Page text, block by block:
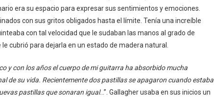
era su espacio para expresar sus sentimientos y emociones.
con sus gritos obligados hasta el límite. Tenía una increíble
con tal velocidad que le sudaban las manos al grado de
cubrió para dejarla en un estado de madera natural.
y con los años el cuerpo de mi guitarra ha absorbido mucha
de su vida. Recientemente dos pastillas se apagaron cuando estaba
pastillas que sonaran igual…”. Gallagher usaba en sus inicios un